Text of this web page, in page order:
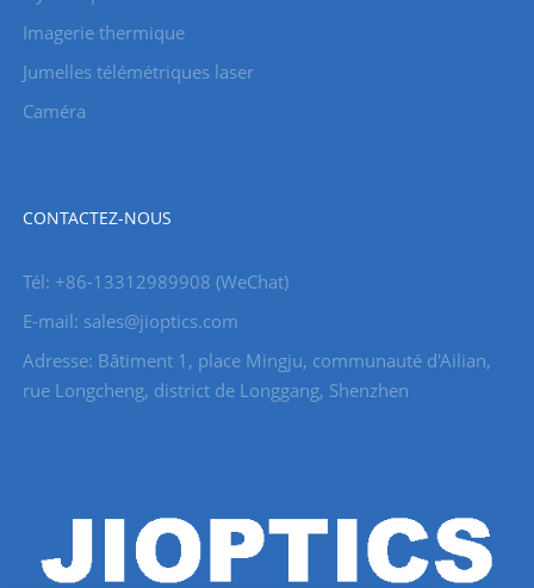
Imagerie thermique
Jumelles télémétriques laser
Caméra
CONTACTEZ-NOUS
Tél: +86-13312989908 (WeChat)
E-mail: sales@jioptics.com
Adresse: Bâtiment 1, place Mingju, communauté d'Ailian,
rue Longcheng, district de Longgang, Shenzhen